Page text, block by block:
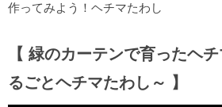
作ってみよう！ヘチマたわし
【 緑のカーテンで育ったヘ
るごとヘチマたわし～ 】